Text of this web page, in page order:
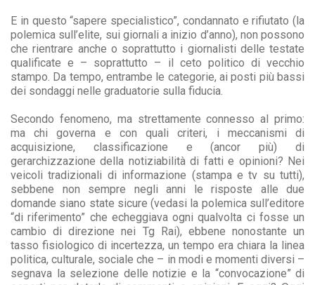
E in questo “sapere specialistico”, condannato e rifiutato (la
polemica sull’elite, sui giornali a inizio d’anno), non possono
che rientrare anche o soprattutto i giornalisti delle testate
qualificate e – soprattutto – il ceto politico di vecchio
stampo. Da tempo, entrambe le categorie, ai posti più bassi
dei sondaggi nelle graduatorie sulla fiducia.
Secondo fenomeno, ma strettamente connesso al primo:
ma chi governa e con quali criteri, i meccanismi di
acquisizione, classificazione e (ancor più) di
gerarchizzazione della notiziabilità di fatti e opinioni? Nei
veicoli tradizionali di informazione (stampa e tv su tutti),
sebbene non sempre negli anni le risposte alle due
domande siano state sicure (vedasi la polemica sull’editore
“di riferimento” che echeggiava ogni qualvolta ci fosse un
cambio di direzione nei Tg Rai), ebbene nonostante un
tasso fisiologico di incertezza, un tempo era chiara la linea
politica, culturale, sociale che – in modi e momenti diversi –
segnava la selezione delle notizie e la “convocazione” di